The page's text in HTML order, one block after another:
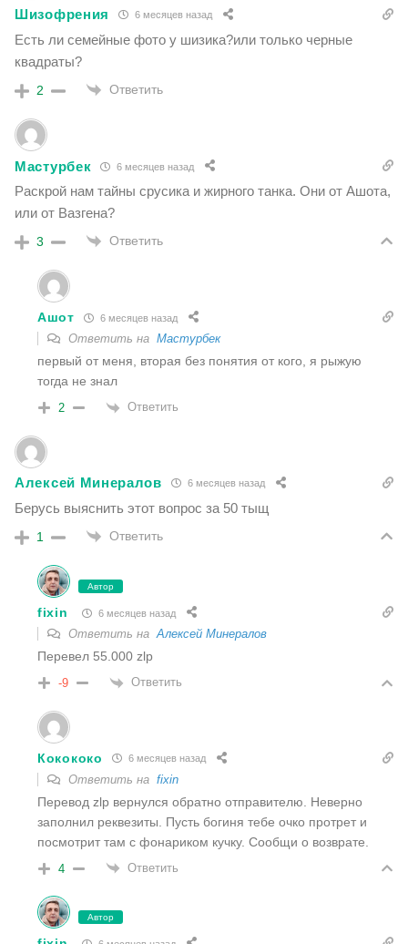
Шизофрения 6 месяцев назад
Есть ли семейные фото у шизика?или только черные
квадраты?
2 Ответить
Мастурбек 6 месяцев назад
Раскрой нам тайны срусика и жирного танка. Они от Ашота,
или от Вазгена?
3 Ответить
Ашот 6 месяцев назад
Ответить на Мастурбек
первый от меня, вторая без понятия от кого, я рыжую
тогда не знал
2 Ответить
Алексей Минералов 6 месяцев назад
Берусь выяснить этот вопрос за 50 тыщ
1 Ответить
Автор
fixin 6 месяцев назад
Ответить наАлексей Минералов
Перевел 55.000 zlp
-9 Ответить
Кокококо 6 месяцев назад
Ответить на fixin
Перевод zlp вернулся обратно отправителю. Неверно
заполнил реквезиты. Пусть богиня тебе очко протрет и
посмотрит там с фонариком кучку. Сообщи о возврате.
4 Ответить
Автор